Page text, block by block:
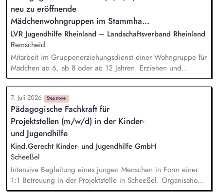
Fachkompetenz bewusst und agieren deeskalierend in
herausfordernden Situationen Die verlässliche
Zusammenarbeit mit Eltern, Jugendämtern, Schulen und
therapeutischen Einrichtungen ist ein wesentlicher Bestandteil
Ihrer Tätigkeit
neu zu eröffnende
Mädchenwohngruppen im Stammha...
LVR Jugendhilfe Rheinland – Landschaftsverband Rheinland
Remscheid
Mitarbeit im Gruppenerziehungsdienst einer Wohngruppe für
Mädchen ab 6, ab 8 oder ab 12 Jahren. Erziehen und
Begleiten der Kinder durch den Tages-, Wochen- und
Jahresrhythmus. Pädagogische und organisatorische
Verantwortung des Erziehungsalltags. Planung der
pädagogischen Aktivitäten. Bereitschaft zur Durchführung von
erlebnispädagogischen Maßnahmen. Beobachten und
Fördern der Jugendlichen in ihrer individuellen Situation und
ihrem Entwicklungsstand. Erstellen von Hilfe- und
Erziehungsplanungen. Umsetzung von heilpädagogischen
Angeboten. Kooperation mit Schule, Jugendamt, Ärzten etc.
7. Juli 2026 Stepstone
Pädagogische Fachkraft für
Projektstellen (m/w/d) in der Kinder-
und Jugendhilfe
Kind.Gerecht Kinder- und Jugendhilfe GmbH
Scheeßel
Intensive Begleitung eines jungen Menschen in Form einer
1:1 Betreuung in der Projektstelle in Scheeßel. Organisation
und Umsetzung eines abgestimmten Alltags. Gestaltung